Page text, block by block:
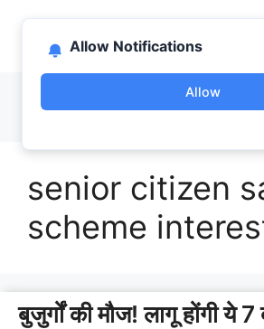
content
bootlab.in
senior citizen
scheme
बुजुर्गों की मौज! लागू होंगी ये 7
Allow Notifications
Allow